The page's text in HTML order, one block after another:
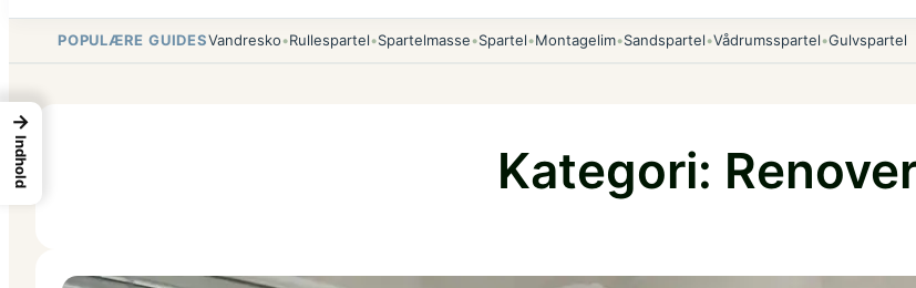
POPULÆRE GUIDESVandresko•Rullespartel•Spartelmasse•Spartel•Montagelim•Sandspartel•Vådrumsspartel•Gulvspartel
Kategori:
→
Indhold